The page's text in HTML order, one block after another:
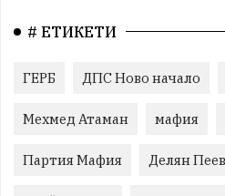
# ЕТИКЕТИ
ГЕРБ ДПС Ново начало
Мехмед Атаман мафия
Партия Мафия Делян